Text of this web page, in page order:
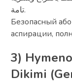
تامة.
Безопасный
аспирации,
3)
Dikimi